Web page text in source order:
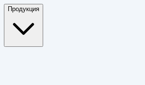
Продукция